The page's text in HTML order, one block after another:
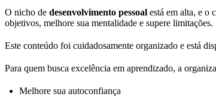
O nicho de desenvolvimento pessoal está em alta, e o
objetivos, melhore sua mentalidade e supere limitações.
Este conteúdo foi cuidadosamente organizado e está
Para quem busca excelência em aprendizado, a
Melhore sua autoconfiança